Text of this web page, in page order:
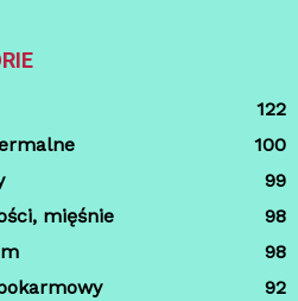
122
100
99
mięśnie
98
98
92